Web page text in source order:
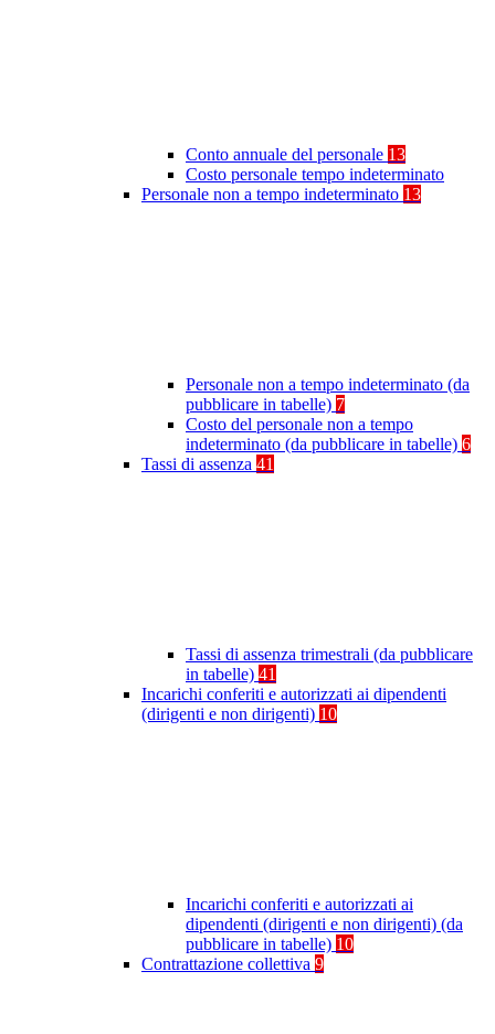
Conto annuale del personale 13
Costo personale tempo indeterminato
Personale non a tempo indeterminato 13
Personale non a tempo indeterminato (da
pubblicare in tabelle) 7
Costo del personale non a tempo
indeterminato (da pubblicare in tabelle) 6
Tassi di assenza 41
Tassi di assenza trimestrali (da pubblicare
in tabelle) 41
Incarichi conferiti e autorizzati ai dipendenti
(dirigenti e non dirigenti) 10
Incarichi conferiti e autorizzati ai
dipendenti (dirigenti e non dirigenti) (da
pubblicare in tabelle) 10
Contrattazione collettiva 9